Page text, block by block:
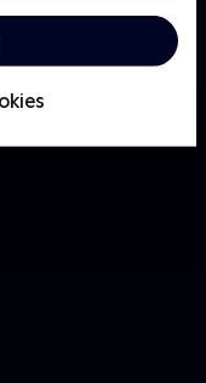
en broget flok
redde sjæle.